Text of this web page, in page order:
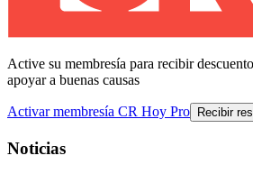
Active su membresía para recibir
apoyar a buenas causas
Activar membresía CR Hoy Pro Recibir
Noticias